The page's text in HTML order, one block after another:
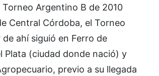
Argentino B de 2010
Central Córdoba, el Torneo
ahí siguió en Ferro de
Plata (ciudad donde nació) y
previo a su llegada